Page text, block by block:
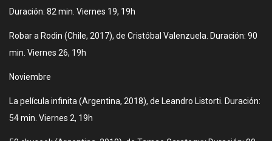
Duración: 82 min. Viernes 19, 19h
Robar a Rodin (Chile, 2017), de Cristóbal Valenzuela. Duración: 90
min. Viernes 26, 19h
Noviembre
La película infinita (Argentina, 2018), de Leandro Listorti. Duración:
54 min. Viernes 2, 19h